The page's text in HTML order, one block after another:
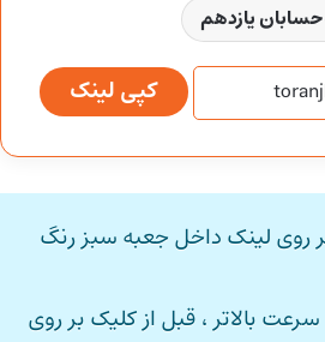
حسابان یازدهم
کپی لینک
روی لینک داخل جعبه سبز رنگ
سرعت بالاتر ، قبل از کلیک بر روی